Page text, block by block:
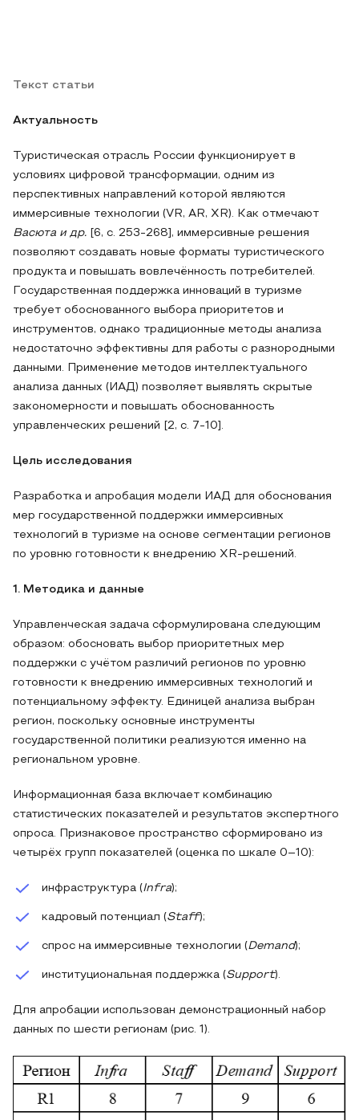
Текст статьи
Актуальность
Туристическая отрасль России функционирует в
условиях цифровой трансформации, одним из
перспективных направлений которой являются
иммерсивные технологии (VR, AR, XR). Как отмечают
Васюта и др. [6, с. 253-268], иммерсивные решения
позволяют создавать новые форматы туристического
продукта и повышать вовлечённость потребителей.
Государственная поддержка инноваций в туризме
требует обоснованного выбора приоритетов и
инструментов, однако традиционные методы анализа
недостаточно эффективны для работы с разнородными
данными. Применение методов интеллектуального
анализа данных (ИАД) позволяет выявлять скрытые
закономерности и повышать обоснованность
управленческих решений [2, с. 7-10].
Цель исследования
Разработка и апробация модели ИАД для обоснования
мер государственной поддержки иммерсивных
технологий в туризме на основе сегментации регионов
по уровню готовности к внедрению XR-решений.
1. Методика и данные
Управленческая задача сформулирована следующим
образом: обосновать выбор приоритетных мер
поддержки с учётом различий регионов по уровню
готовности к внедрению иммерсивных технологий и
потенциальному эффекту. Единицей анализа выбран
регион, поскольку основные инструменты
государственной политики реализуются именно на
региональном уровне.
Информационная база включает комбинацию
статистических показателей и результатов экспертного
опроса. Признаковое пространство сформировано из
четырёх групп показателей (оценка по шкале 0–10):
инфраструктура (Infra);
кадровый потенциал (Staff);
спрос на иммерсивные технологии (Demand);
институциональная поддержка (Support).
Для апробации использован демонстрационный набор
данных по шести регионам (рис. 1).